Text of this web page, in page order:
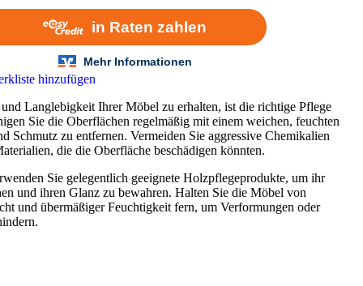
hinzufügen
Langlebigkeit Ihrer Möbel zu erhalten, ist die richtige Pflege
Sie die Oberflächen regelmäßig mit einem weichen, feuchten
Schmutz zu entfernen. Vermeiden Sie aggressive Chemikalien
die die Oberfläche beschädigen könnten.
Sie gelegentlich geeignete Holzpflegeprodukte, um ihr
und ihren Glanz zu bewahren. Halten Sie die Möbel von
und übermäßiger Feuchtigkeit fern, um Verformungen oder